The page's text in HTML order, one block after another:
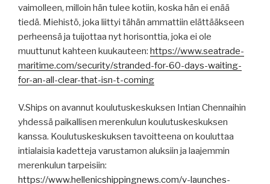
vaimolleen, milloin hän tulee kotiin, koska hän ei enää
tiedä. Miehistö, joka liittyi tähän ammattiin elättääkseen
perheensä ja tuijottaa nyt horisonttia, joka ei ole
muuttunut kahteen kuukauteen: https://www.seatrade-
maritime.com/security/stranded-for-60-days-waiting-
for-an-all-clear-that-isn-t-coming
V.Ships on avannut koulutuskeskuksen Intian Chennaihin
yhdessä paikallisen merenkulun koulutuskeskuksen
kanssa. Koulutuskeskuksen tavoitteena on kouluttaa
intialaisia kadetteja varustamon aluksiin ja laajemmin
merenkulun tarpeisiin:
https://www.hellenicshippingnews.com/v-launches-